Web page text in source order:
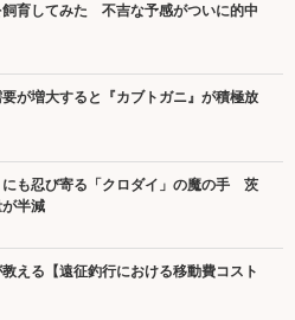
飼育してみた 不吉な予感がついに的中
が増大すると『カブトガニ』が積極放
にも忍び寄る「クロダイ」の魔の手 茨
半減
える【遠征釣行における移動費コスト